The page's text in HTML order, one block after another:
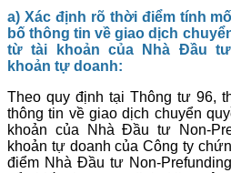
a) Xác định rõ thời điểm tính
bố thông tin về giao dịch
từ tài khoản của Nhà Đầu tư
khoản tự doanh:
Theo quy định tại Thông tư 96,
thông tin về giao dịch chuyển
khoản của Nhà Đầu tư Non-
khoản tự doanh của Công ty
điểm Nhà Đầu tư Non-